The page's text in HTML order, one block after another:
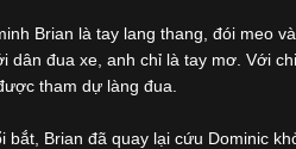
Brian là tay lang thang, đói meo
đua xe, anh chỉ là tay mơ. Với
tham dự làng đua.
bắt, Brian đã quay lại cứu Dominic